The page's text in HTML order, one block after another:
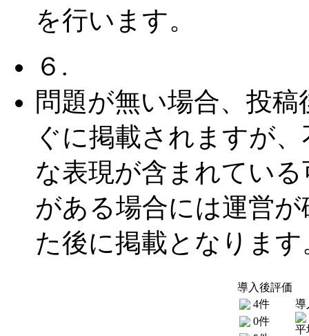
を行います。
６.
問題が無い場合、投稿
ぐに掲載されますが
な表現が含まれている
がある場合には運営が
た後に掲載となります
導入後評価
4件
0件
導
平